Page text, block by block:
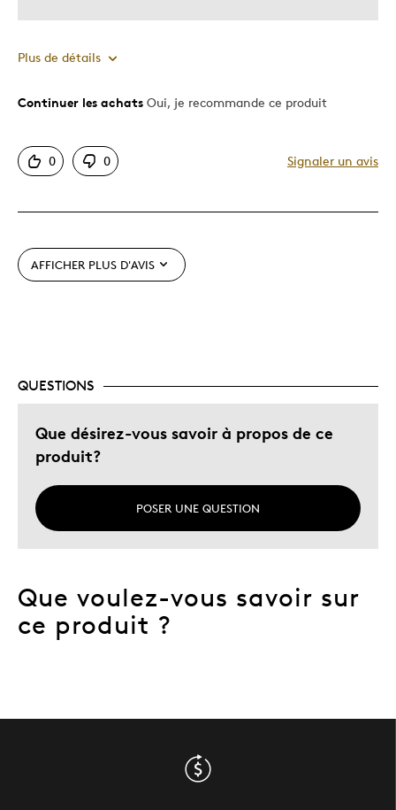
Plus de détails
Le pour
Décrivez-vous Guidé par la qualité
Continuer les achats Oui, je recommande ce produit
0 0 Signaler un avis
AFFICHER PLUS D'AVIS
QUESTIONS
Que désirez-vous savoir à propos de ce
produit?
POSER UNE QUESTION
Que voulez-vous savoir sur
ce produit ?